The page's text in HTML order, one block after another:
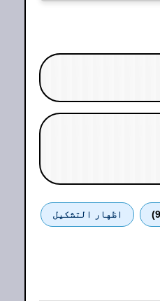
اظهار التشكيل